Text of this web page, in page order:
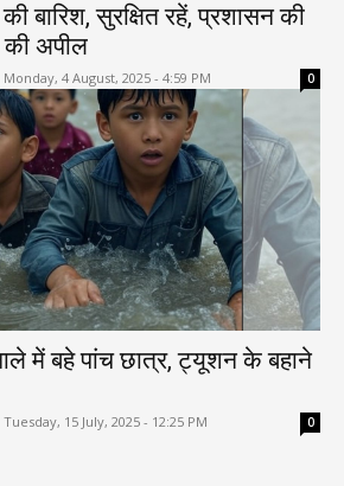
बारिश, सुरक्षित रहें, प्रशासन की
की अपील
Monday, 4 August, 2025 - 4:59 PM 0
में बहे पांच छात्र, ट्यूशन के बहाने
Tuesday, 15 July, 2025 - 12:25 PM 0